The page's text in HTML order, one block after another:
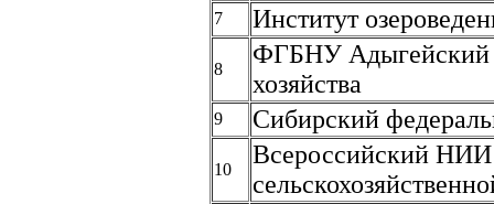
7 Институт
8
ФГБНУ Адыгейский
хозяйства
9 Сибирский
10
Всероссийский НИИ